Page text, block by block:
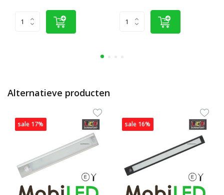
Alternatieve producten
sale 17% sale 16%